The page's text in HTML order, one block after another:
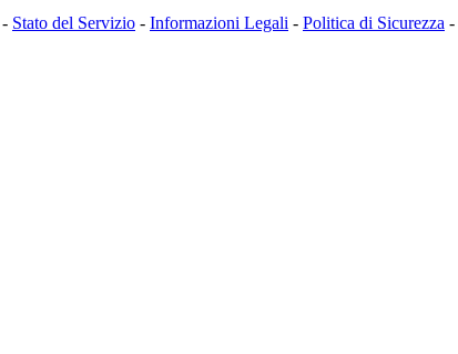
- Stato del Servizio - Informazioni Legali - Politica di Sicurezza -